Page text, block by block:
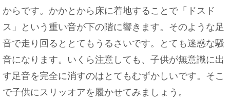
からです。かかとから床に着地することで「ドスド
ス」という重い音が下の階に響きます。そのような足
音で走り回るととてもうるさいです。とても迷惑な騒
音になります。いくら注意しても、子供が無意識に出
す足音を完全に消すのはとてもむずかしいです。そこ
で子供にスリッオアを履かせてみましょう。